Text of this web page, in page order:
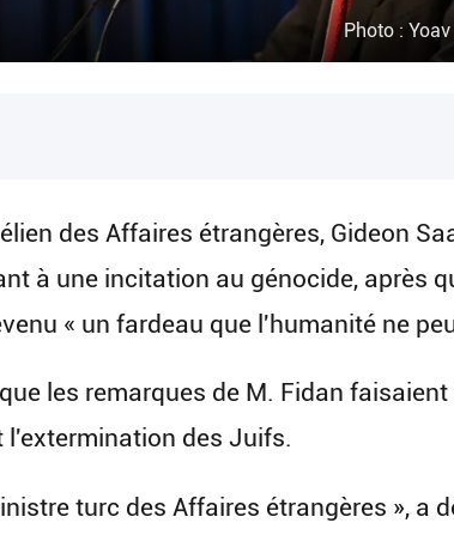
Photo :
des Affaires étrangères, Gideon
à une incitation au génocide, après
« un fardeau que l'humanité ne
les remarques de M. Fidan
des Juifs.
turc des Affaires étrangères », a